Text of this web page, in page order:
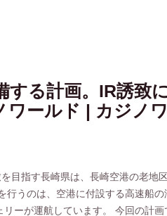
する計画。IR誘致
ワールド | カジノ
目指す長崎県は、長崎空港の老地
行うのは、空港に付設する高速船
ーが運航しています。 今回の計